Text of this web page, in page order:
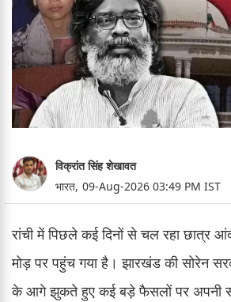
विक्रांत सिंह शेखावत
भारत, 09-Aug-2026 03:49 PM IST
रांची में पिछले कई दिनों से चल रहा छात्र
मोड़ पर पहुंच गया है। झारखंड की सोरेन
के आगे झुकते हुए कई बड़े फैसलों पर अपनी